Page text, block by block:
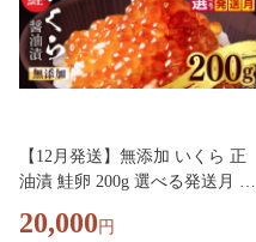
【12月発送】無添加 いくら 正
油漬 鮭卵 200g 選べる発送月 函
鮮 いくら丼 パスタ 海の宝石 食
20,000 円